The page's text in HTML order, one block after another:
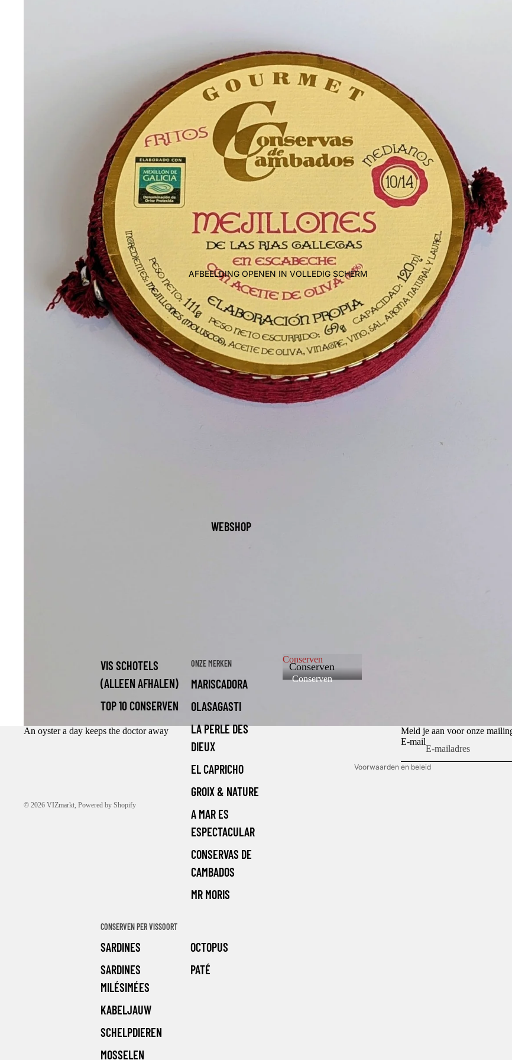
WEBSHOP
VIS SCHOTELS
(ALLEEN AFHALEN)
TOP 10 CONSERVEN
ONZE MERKEN
MARISCADORA
OLASAGASTI
LA PERLE DES
DIEUX
EL CAPRICHO
GROIX & NATURE
A MAR ES
ESPECTACULAR
CONSERVAS DE
CAMBADOS
MR MORIS
CONSERVEN PER VISSOORT
SARDINES
SARDINES
MILÉSIMÉES
KABELJAUW
SCHELPDIEREN
MOSSELEN
OCTOPUS
PATÉ
Conserven
Conserven
Conserven
AFBEELDING OPENEN IN VOLLEDIG SCHERM
An oyster a day keeps the doctor away
Meld je aan voor onze
E-mail
© 2026 VIZmarkt, Powered by Shopify
Voorwaarden en beleid
Algemene voorwaarden
Contactgegevens